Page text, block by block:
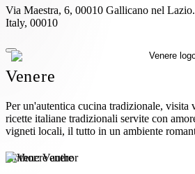
Via Maestra, 6, 00010 Gallicano nel
Italy, 00010
Venere
Per un'autentica cucina tradizionale, visita
ricette italiane tradizionali servite con
vigneti locali, il tutto in un ambiente
Author:Venere